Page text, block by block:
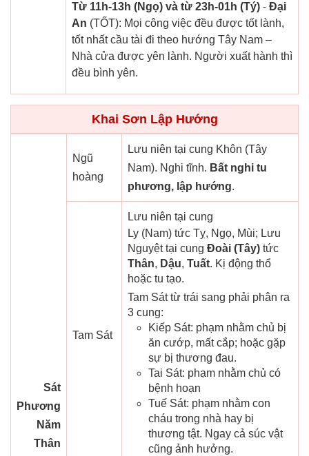
Từ 11h-13h (Ngọ) và từ 23h-01h (Tý) - Đại
An (TỐT): Mọi công việc đều được tốt lành,
tốt nhất cầu tài đi theo hướng Tây Nam –
Nhà cửa được yên lành. Người xuất hành thì
đều bình yên.
Khai Sơn Lập Hướng
Sát
Phương
Năm
Thân
Ngũ
hoàng
Lưu niên tại cung Khôn (Tây
Nam). Nghi tĩnh. Bất nghi tu
phương, lập hướng.
Tam Sát
Lưu niên tại cung
Ly (Nam) tức Tỵ, Ngọ, Mùi; Lưu
Nguyệt tại cung Đoài (Tây) tức
Thân, Dậu, Tuất. Kị động thổ
hoặc tu tạo.
Tam Sát từ trái sang phải phân ra
3 cung:
Kiếp Sát: phạm nhằm chủ bị
ăn cướp, mất cắp; hoặc gặp
sự bị thương đau.
Tai Sát: phạm nhằm chủ có
bệnh hoạn
Tuế Sát: phạm nhằm con
cháu trong nhà hay bị
thương tật. Ngay cả súc vật
cũng ảnh hưởng.